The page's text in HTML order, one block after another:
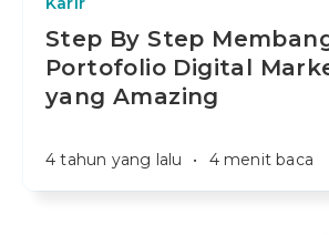
Step By Step
Portofolio Digital
yang Amazing
4 tahun yang lalu • 4 menit baca